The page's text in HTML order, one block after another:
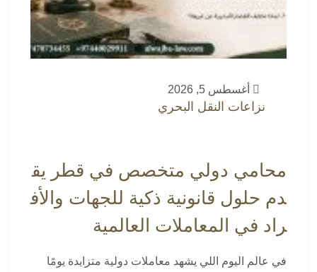
أغسطس 5, 2026
نزاعات النقل البحري
محامي دولي متخصص في قطر يق
دم حلول قانونية ذكية للجهات والأف
راد في المعاملات العالمية
في عالم اليوم اللي يشهد معاملات دولية متزايدة يومًا